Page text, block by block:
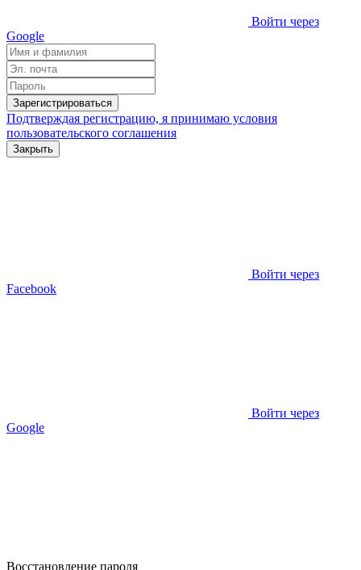
Войти через
Google
Зарегистрироваться
Подтверждая регистрацию, я принимаю условия
пользовательского соглашения
Закрыть
Войти через
Facebook
Войти через
Google
Восстановление пароля